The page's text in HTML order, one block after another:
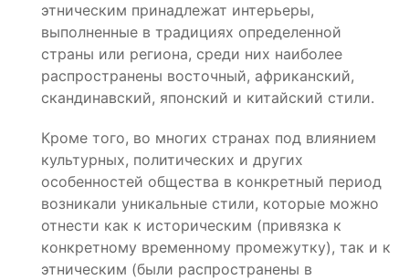
этническим принадлежат интерьеры,
выполненные в традициях определенной
страны или региона, среди них наиболее
распространены восточный, африканский,
скандинавский, японский и китайский стили.
Кроме того, во многих странах под влиянием
культурных, политических и других
особенностей общества в конкретный период
возникали уникальные стили, которые можно
отнести как к историческим (привязка к
конкретному временному промежутку), так и к
этническим (были распространены в